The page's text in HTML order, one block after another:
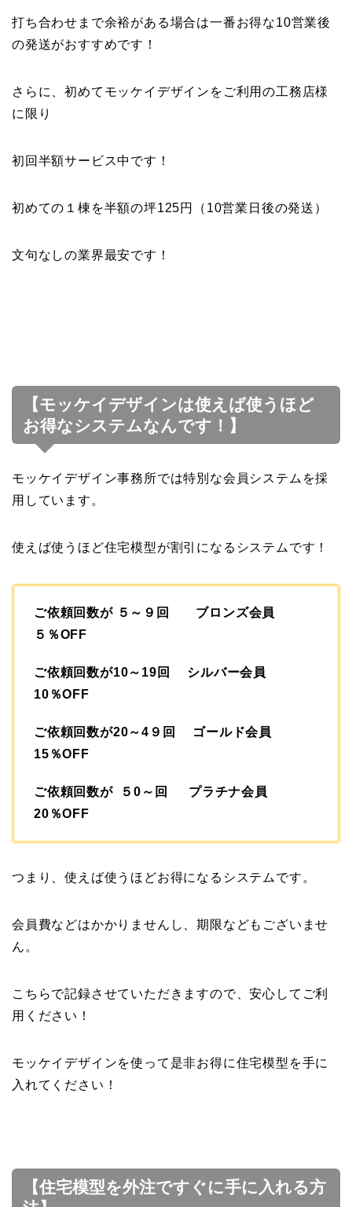
打ち合わせまで余裕がある場合は一番お得な10営業後
の発送がおすすめです！
さらに、初めてモッケイデザインをご利用の工務店様
に限り
初回半額サービス中です！
初めての１棟を半額の坪125円（10営業日後の発送）
文句なしの業界最安です！
【モッケイデザインは使えば使うほど
お得なシステムなんです！】
モッケイデザイン事務所では特別な会員システムを採
用しています。
使えば使うほど住宅模型が割引になるシステムです！
ご依頼回数が ５～９回 ブロンズ会員
５％OFF
ご依頼回数が10～19回 シルバー会員
10％OFF
ご依頼回数が20～4９回 ゴールド会員
15％OFF
ご依頼回数が ５0～回 プラチナ会員
20％OFF
つまり、使えば使うほどお得になるシステムです。
会員費などはかかりませんし、期限などもございませ
ん。
こちらで記録させていただきますので、安心してご利
用ください！
モッケイデザインを使って是非お得に住宅模型を手に
入れてください！
【住宅模型を外注ですぐに手に入れる方